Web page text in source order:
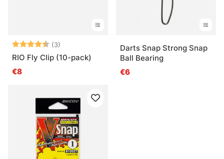
Note: (3)
RIO Fly Clip (10-pack)
€8
Darts Snap Strong Snap
Ball Bearing
€6